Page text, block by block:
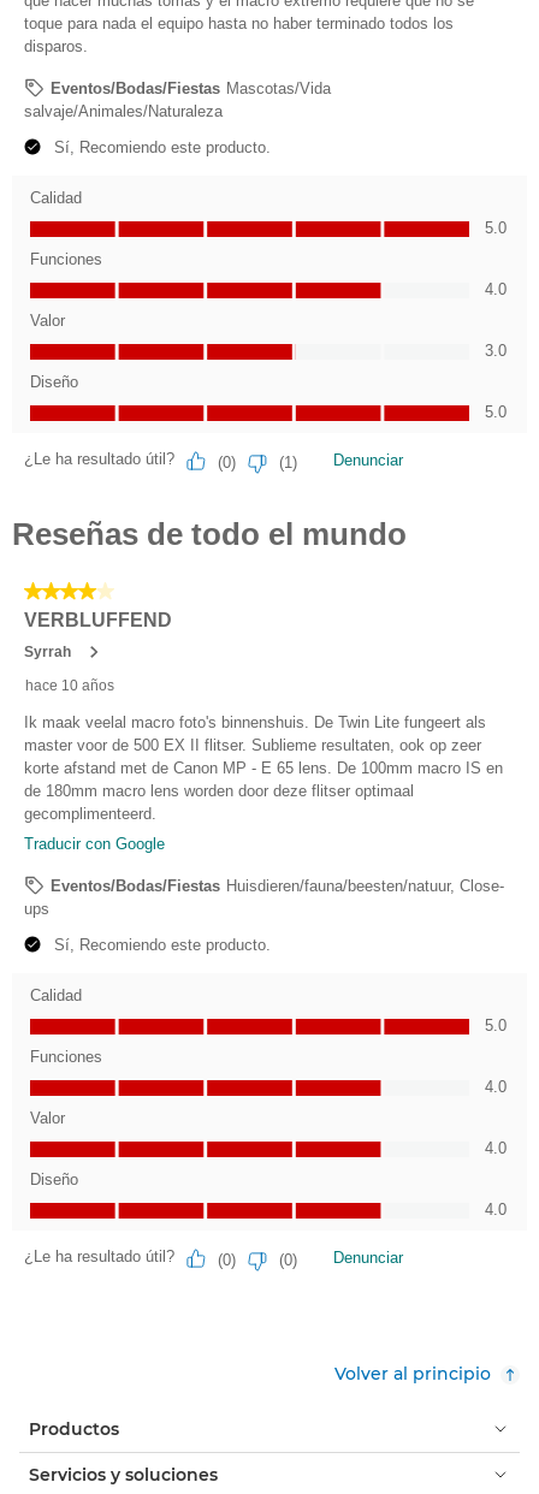
Volver al principio
Productos
Servicios y soluciones